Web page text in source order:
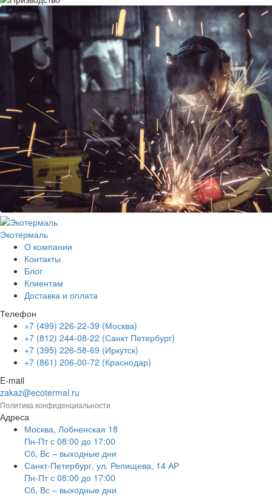
Экотермаль
О компании
Контакты
Блог
Клиентам
Доставка и оплата
Телефон
+7 (499) 226-22-39 (Москва)
+7 (812) 244-08-22 (Санкт Петербург)
+7 (395) 226-58-69 (Иркутск)
+7 (861) 206-00-72 (Краснодар)
E-mail
zakaz@ecotermal.ru
Политика конфиденциальности
Адреса
Москва, Лобненская 18
Пн-Пт с 08:00 до 17:00
Сб, Вс – выходные дни
Санкт-Петербург, ул. Репищева, 14 АР
Пн-Пт с 08:00 до 17:00
Сб, Вс – выходные дни